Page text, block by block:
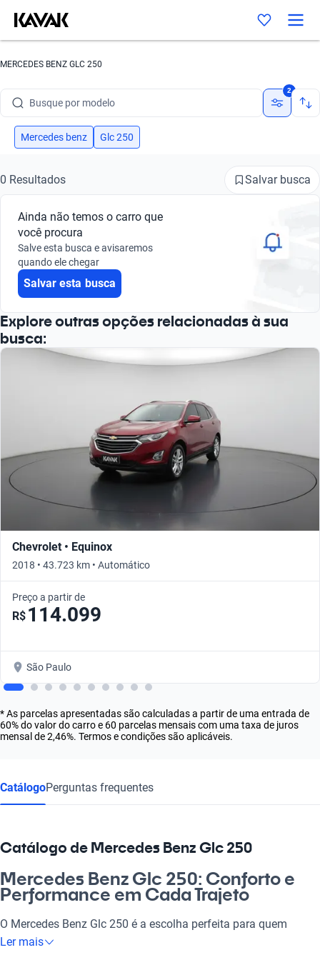
MERCEDES BENZ GLC 250
Busque por modelo
Busque por versão
Busque por marca
Busque por modelo
Busque por versão
2
Mercedes benz Glc 250
0 Resultados Salvar busca
Ainda não temos o carro que
você procura
Salve esta busca e avisaremos
quando ele chegar
Salvar esta busca
Explore outras opções relacionadas à sua
busca:
Chevrolet • Equinox
2018 • 43.723 km • Automático
Preço a partir de
R$ 114.099
São Paulo
* As parcelas apresentadas são calculadas a partir de uma entrada de
60% do valor do carro e 60 parcelas mensais com uma taxa de juros
mensal de 2,46%. Termos e condições são aplicáveis.
CatálogoPerguntas frequentes
Catálogo de Mercedes Benz Glc 250
Mercedes Benz Glc 250: Conforto e
Performance em Cada Trajeto
O Mercedes Benz Glc 250 é a escolha perfeita para quem
busca sofisticação e excelência. Não é apenas um carro, é uma
Ler mais